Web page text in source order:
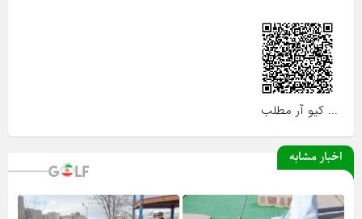
... کیو آر مطلب
اخبار مشابه